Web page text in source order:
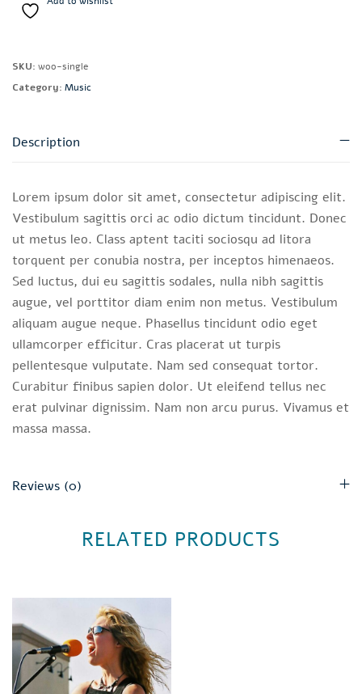
SKU: woo-single
Category: Music
Description
Lorem ipsum dolor sit amet, consectetur adipiscing elit.
Vestibulum sagittis orci ac odio dictum tincidunt. Donec
ut metus leo. Class aptent taciti sociosqu ad litora
torquent per conubia nostra, per inceptos himenaeos.
Sed luctus, dui eu sagittis sodales, nulla nibh sagittis
augue, vel porttitor diam enim non metus. Vestibulum
aliquam augue neque. Phasellus tincidunt odio eget
ullamcorper efficitur. Cras placerat ut turpis
pellentesque vulputate. Nam sed consequat tortor.
Curabitur finibus sapien dolor. Ut eleifend tellus nec
erat pulvinar dignissim. Nam non arcu purus. Vivamus et
massa massa.
Reviews (0)
RELATED PRODUCTS